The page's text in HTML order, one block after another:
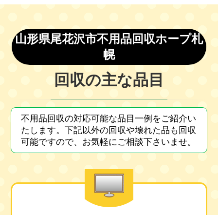
山形県尾花沢市不用品回収ホープ札
幌
回収の主な品目
不用品回収の対応可能な品目一例をご紹介い
たします。下記以外の回収や壊れた品も回収
可能ですので、お気軽にご相談下さいませ。